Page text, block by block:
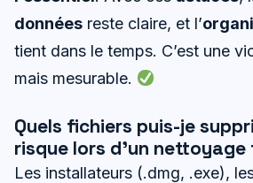
données reste claire, et l’
tient dans le temps. C’est une
mais mesurable.
Quels fichiers puis-je
risque lors d’un nettoyage
Les installateurs (.dmg, .exe),